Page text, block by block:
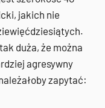
jakich nie
duża, że można
agresywny
zapytać: